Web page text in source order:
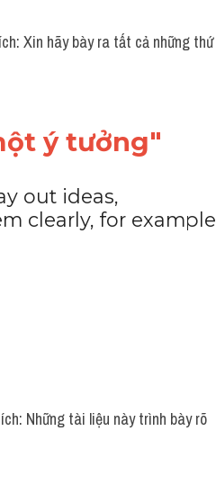
Xin hãy bày ra tất cả những thứ
ý tưởng"
out ideas,
clearly, for example
Những tài liệu này trình bày rõ